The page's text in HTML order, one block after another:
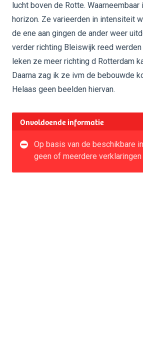
lucht boven de Rotte.
horizon. Ze varieerden in intensiteit
de ene aan gingen de ander weer
verder richting Bleiswijk reed
leken ze meer richting d Rotterdam
Daarna zag ik ze ivm de bebouwde
Helaas geen beelden hiervan.
Onvoldoende informatie
Op basis van de beschikbare
geen of meerdere